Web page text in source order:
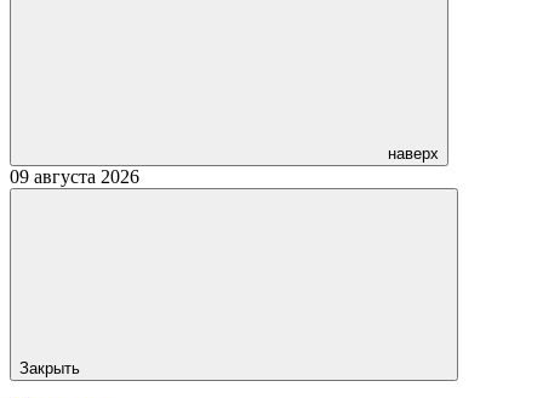
наверх
09 августа 2026
Закрыть